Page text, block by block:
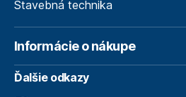
Stavebná technika
Informácie o nákupe
Ďalšie odkazy